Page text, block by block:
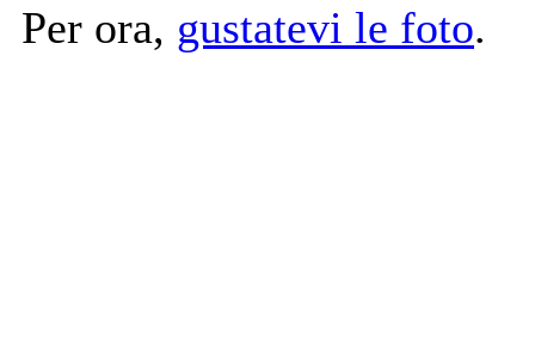
Per ora, gustatevi le foto.